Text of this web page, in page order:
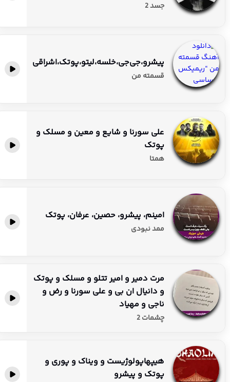
جسد 2
پیشرو،جی‌جی،خلسه،لیتو،پوتک،اشراقی
قسمته من
علی سورنا و شایع و معین و مسلک و
پوتک
همتا
امینم، پیشرو، حصین، عرفان، پوتک
ممد نبودی
مرت‌ دمیر و امیر تتلو و مسلک و پوتک
و دانیال ان‌ بی و علی سورنا و رض و
ناجی و مهیاد
چشمات 2
هیپهاپولوژیست و ویناک و پوری و
پوتک و پیشرو